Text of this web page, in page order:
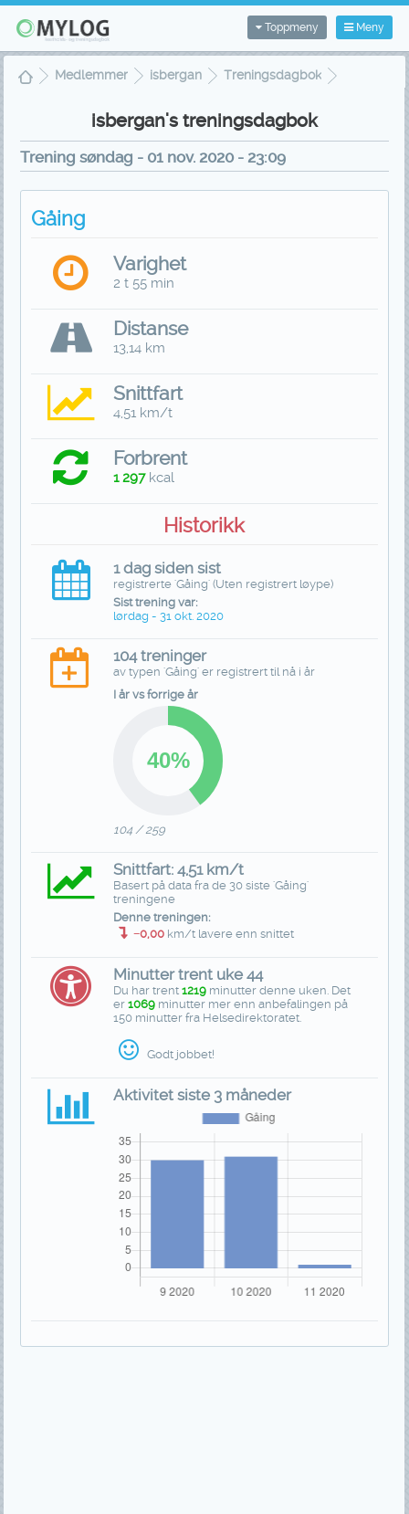
Meny
Toppmeny
Medlemmer isbergan
Treningsdagbok
isbergan's treningsdagbok
Trening søndag - 01 nov. 2020 - 23:09
Gåing
Varighet
2 t 55 min
Distanse
13,14 km
Snittfart
4,51 km/t
Forbrent
1 297kcal
Historikk
1 dag siden sist
registrerte 'Gåing' (Uten registrert løype)
Sist trening var:
lørdag - 31 okt. 2020
104 treninger
av typen 'Gåing' er registrert til nå i år
I år vs forrige år
104 / 259
Snittfart: 4,51 km/t
Basert på data fra de 30 siste 'Gåing'
treningene
Denne treningen:
−0,00 km/t lavere enn snittet
Minutter trent uke 44
Du har trent1219 minutter denne uken. Det
er1069 minutter mer enn anbefalingen på
150 minutter fra Helsedirektoratet.
Godt jobbet!
Aktivitet siste 3 måneder